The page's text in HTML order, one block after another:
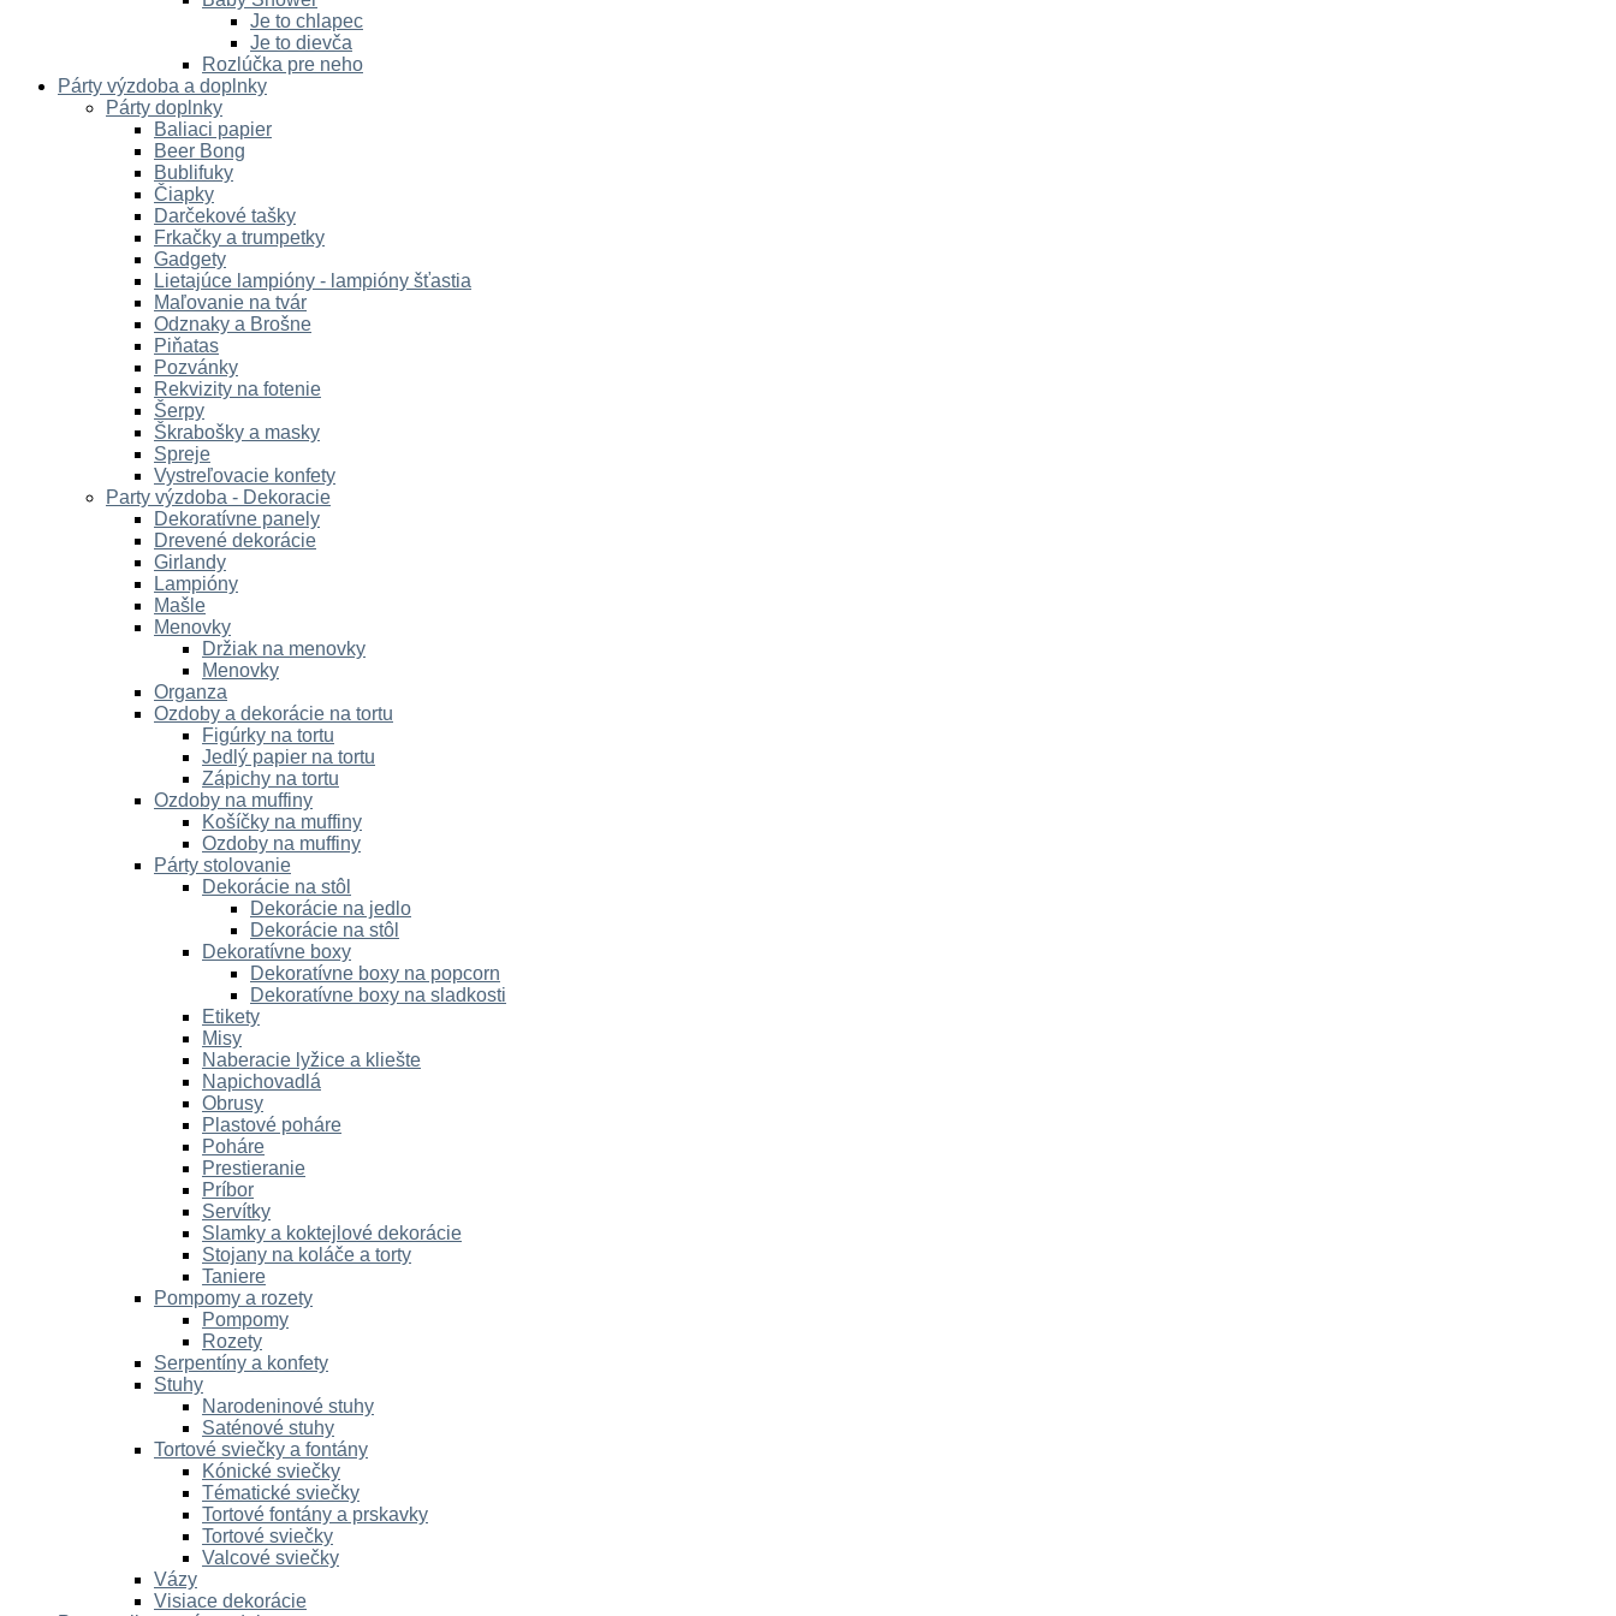
Je to chlapec
Je to dievča
Rozlúčka pre neho
Párty výzdoba a doplnky
Párty doplnky
Baliaci papier
Beer Bong
Bublifuky
Čiapky
Darčekové tašky
Frkačky a trumpetky
Gadgety
Lietajúce lampióny - lampióny šťastia
Maľovanie na tvár
Odznaky a Brošne
Piňatas
Pozvánky
Rekvizity na fotenie
Šerpy
Škrabošky a masky
Spreje
Vystreľovacie konfety
Party výzdoba - Dekoracie
Dekoratívne panely
Drevené dekorácie
Girlandy
Lampióny
Mašle
Menovky
Držiak na menovky
Menovky
Organza
Ozdoby a dekorácie na tortu
Figúrky na tortu
Jedlý papier na tortu
Zápichy na tortu
Ozdoby na muffiny
Košíčky na muffiny
Ozdoby na muffiny
Párty stolovanie
Dekorácie na stôl
Dekorácie na jedlo
Dekorácie na stôl
Dekoratívne boxy
Dekoratívne boxy na popcorn
Dekoratívne boxy na sladkosti
Etikety
Misy
Naberacie lyžice a kliešte
Napichovadlá
Obrusy
Plastové poháre
Poháre
Prestieranie
Príbor
Servítky
Slamky a koktejlové dekorácie
Stojany na koláče a torty
Taniere
Pompomy a rozety
Pompomy
Rozety
Serpentíny a konfety
Stuhy
Narodeninové stuhy
Saténové stuhy
Tortové sviečky a fontány
Kónické sviečky
Tématické sviečky
Tortové fontány a prskavky
Tortové sviečky
Valcové sviečky
Vázy
Visiace dekorácie